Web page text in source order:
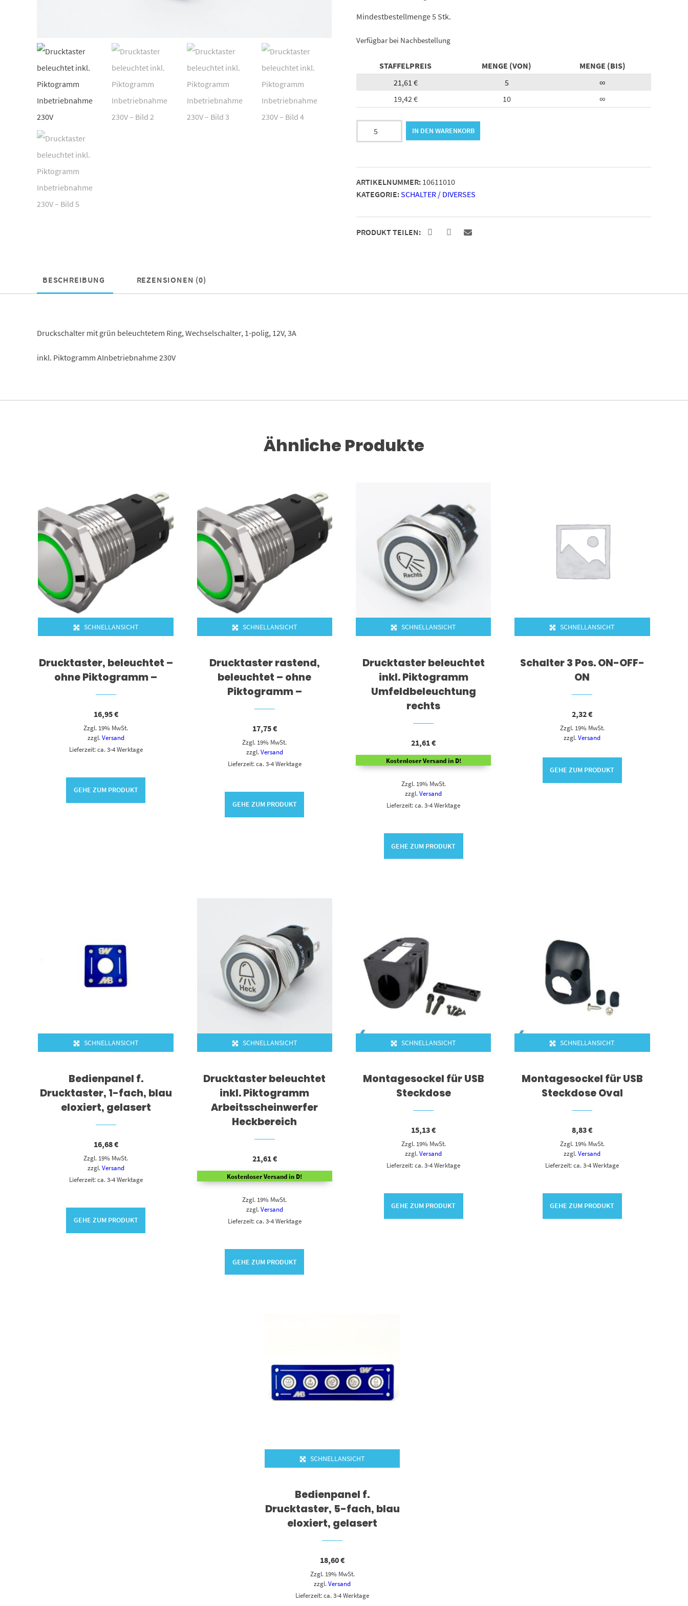
Mindestbestellmenge 5 Stk.
Verfügbar bei Nachbestellung
STAFFELPREIS MENGE (VON)
MENGE (BIS)
21,61 € 5
∞
19,42 € 10 ∞
beleuchtet
230V
Menge
IN DEN WARENKORB
ARTIKELNUMMER: 10611010
KATEGORIE:SCHALTER / DIVERSES
PRODUKT TEILEN:
BESCHREIBUNG REZENSIONEN (0)
Druckschalter mit grün beleuchtetem Ring, Wechselschalter, 1-polig, 12V, 3A
inkl. Piktogramm AInbetriebnahme 230V
Ähnliche Produkte
SCHNELLANSICHT
Drucktaster, beleuchtet –
ohne Piktogramm –
16,95€
Zzgl. 19% MwSt.
zzgl.Versand
Lieferzeit: ca. 3-4 Werktage
GEHE ZUM PRODUKT
SCHNELLANSICHT
Drucktaster rastend,
beleuchtet – ohne
Piktogramm –
17,75€
Zzgl. 19% MwSt.
zzgl.Versand
Lieferzeit: ca. 3-4 Werktage
GEHE ZUM PRODUKT
SCHNELLANSICHT
Drucktaster beleuchtet
inkl. Piktogramm
Umfeldbeleuchtung
rechts
21,61€
Kostenloser Versand in D!
Zzgl. 19% MwSt.
zzgl.Versand
Lieferzeit: ca. 3-4 Werktage
GEHE ZUM PRODUKT
SCHNELLANSICHT
Schalter 3 Pos. ON-OFF-
ON
2,32€
Zzgl. 19% MwSt.
zzgl.Versand
GEHE ZUM PRODUKT
SCHNELLANSICHT
Bedienpanel f.
Drucktaster, 1-fach, blau
eloxiert, gelasert
16,68€
Zzgl. 19% MwSt.
zzgl.Versand
Lieferzeit: ca. 3-4 Werktage
GEHE ZUM PRODUKT
SCHNELLANSICHT
Drucktaster beleuchtet
inkl. Piktogramm
Arbeitsscheinwerfer
Heckbereich
21,61€
Kostenloser Versand in D!
Zzgl. 19% MwSt.
zzgl.Versand
Lieferzeit: ca. 3-4 Werktage
GEHE ZUM PRODUKT
SCHNELLANSICHT
Montagesockel für USB
Steckdose
15,13€
Zzgl. 19% MwSt.
zzgl.Versand
Lieferzeit: ca. 3-4 Werktage
GEHE ZUM PRODUKT
SCHNELLANSICHT
Montagesockel für USB
Steckdose Oval
8,83€
Zzgl. 19% MwSt.
zzgl.Versand
Lieferzeit: ca. 3-4 Werktage
GEHE ZUM PRODUKT
SCHNELLANSICHT
Bedienpanel f.
Drucktaster, 5-fach, blau
eloxiert, gelasert
18,60€
Zzgl. 19% MwSt.
zzgl.Versand
Lieferzeit: ca. 3-4 Werktage